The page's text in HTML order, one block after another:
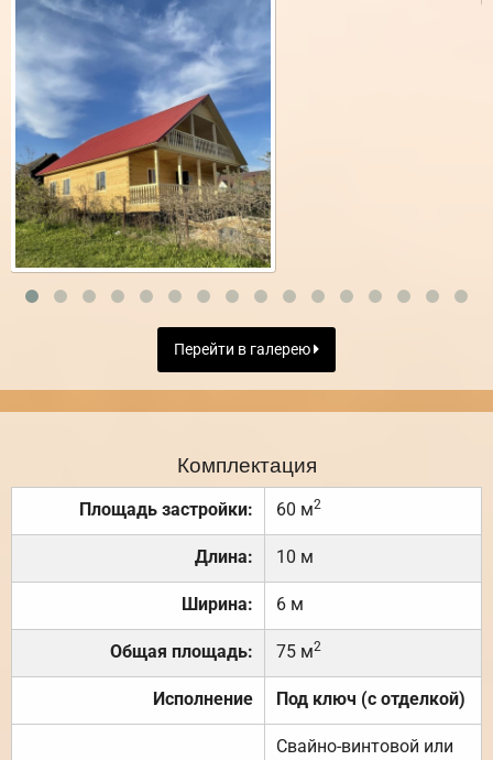
Перейти в галерею
Комплектация
Площадь застройки: 60 м2
Длина: 10 м
Ширина: 6 м
Общая площадь: 75 м2
Исполнение Под ключ (с отделкой)
Свайно-винтовой или